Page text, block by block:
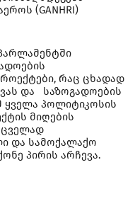
(GANHRI)
რაც ცხადად
და საზოგადოების
ყველა პოლიტიკოსის
მიღების
და სამოქალაქო
პირის არჩევა.